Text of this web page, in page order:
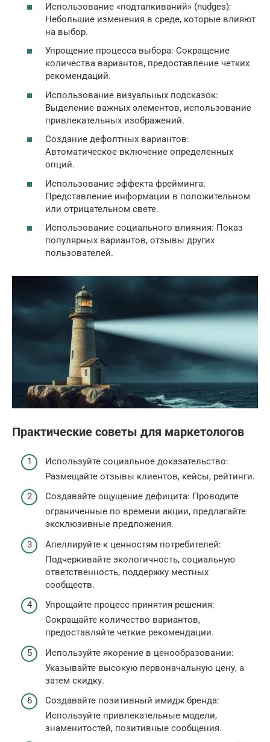
Использование «подталкиваний» (nudges):
Небольшие изменения в среде, которые влияют
на выбор.
Упрощение процесса выбора: Сокращение
количества вариантов, предоставление четких
рекомендаций.
Использование визуальных подсказок:
Выделение важных элементов, использование
привлекательных изображений.
Создание дефолтных вариантов:
Автоматическое включение определенных
опций.
Использование эффекта фрейминга:
Представление информации в положительном
или отрицательном свете.
Использование социального влияния: Показ
популярных вариантов, отзывы других
пользователей.
Практические советы для маркетологов
Используйте социальное доказательство:
Размещайте отзывы клиентов, кейсы, рейтинги.
Создавайте ощущение дефицита: Проводите
ограниченные по времени акции, предлагайте
эксклюзивные предложения.
Апеллируйте к ценностям потребителей:
Подчеркивайте экологичность, социальную
ответственность, поддержку местных
сообществ.
Упрощайте процесс принятия решения:
Сокращайте количество вариантов,
предоставляйте четкие рекомендации.
Используйте якорение в ценообразовании:
Указывайте высокую первоначальную цену, а
затем скидку.
Создавайте позитивный имидж бренда:
Используйте привлекательные модели,
знаменитостей, позитивные сообщения.